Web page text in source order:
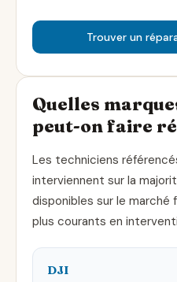
Trouver un
Quelles
peut-on faire
Les techniciens
interviennent sur la
disponibles sur le marché
plus courants en
DJI